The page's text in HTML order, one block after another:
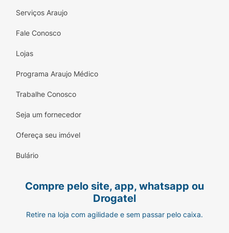
Serviços Araujo
Fale Conosco
Lojas
Programa Araujo Médico
Trabalhe Conosco
Seja um fornecedor
Ofereça seu imóvel
Bulário
Compre pelo site, app, whatsapp ou
Drogatel
Retire na loja com agilidade e sem passar pelo caixa.